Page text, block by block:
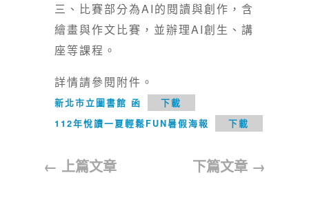
三、比賽部分為AI的閱讀與創作，含
繪畫與作文比賽，並辦理AI創生、講
座等課程。
詳情請參閱附件。
新北市立圖書館 函
下載
112年悅讀一夏輕鬆FUN暑假海報
下載
← 上篇文章 下篇文章 →